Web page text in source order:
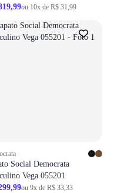
ou 10x de R$ 31,99
Social Democrata
Vega 055201
ou 9x de R$ 33,33